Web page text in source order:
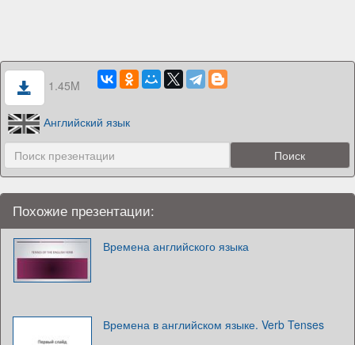
1.45M
Английский язык
Похожие презентации:
Времена английского языка
Времена в английском языке. Verb Tenses